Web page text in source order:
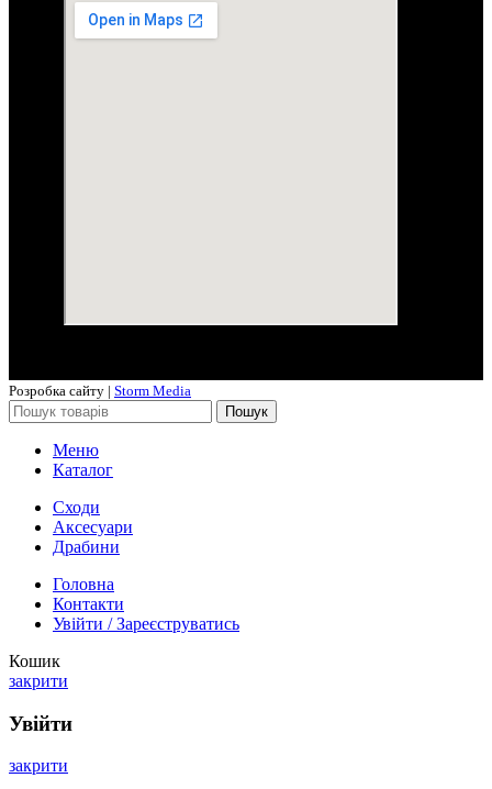
Розробка сайту | Storm Media
Пошук
Меню
Каталог
Сходи
Аксесуари
Драбини
Головна
Контакти
Увійти / Зареєструватись
Кошик
закрити
Увійти
закрити